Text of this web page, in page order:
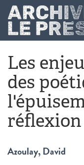
Aller au contenu principal
Les
des
réflexion
Azoulay, David